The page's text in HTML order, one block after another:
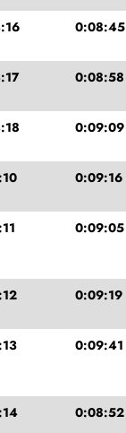
0:08:45
0:08:58
0:09:09
0:09:16
0:09:05
0:09:19
0:09:41
0:08:52